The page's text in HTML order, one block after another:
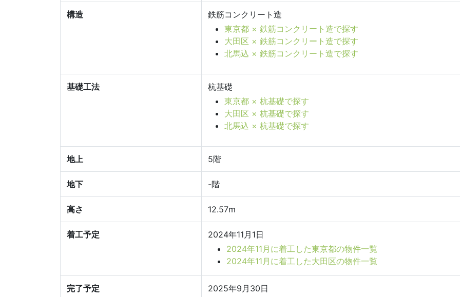
構造
鉄筋コンクリート造
東京都 × 鉄筋コンクリート造で探す
大田区 × 鉄筋コンクリート造で探す
北馬込 × 鉄筋コンクリート造で探す
基礎工法
杭基礎
東京都 × 杭基礎で探す
大田区 × 杭基礎で探す
北馬込 × 杭基礎で探す
地上 5階
地下 -階
高さ 12.57m
着工予定
2024年11月1日
2024年11月に着工した東京都の物件一覧
2024年11月に着工した大田区の物件一覧
完了予定
2025年9月30日